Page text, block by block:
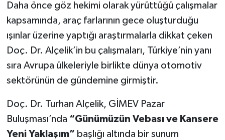
Daha önce göz hekimi olarak yürüttüğü çalışmalar
kapsamında, araç farlarının gece oluşturduğu
ışınlar üzerine yaptığı araştırmalarla dikkat çeken
Doç. Dr. Alçelik’in bu çalışmaları, Türkiye’nin yanı
sıra Avrupa ülkeleriyle birlikte dünya otomotiv
sektörünün de gündemine girmiştir.
Doç. Dr. Turhan Alçelik, GİMEV Pazar
Buluşması’nda “Günümüzün Vebası ve Kansere
Yeni Yaklaşım” başlığı altında bir sunum